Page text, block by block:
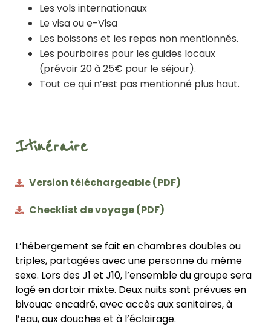
Les vols internationaux
Le visa ou e-Visa
Les boissons et les repas non mentionnés.
Les pourboires pour les guides locaux
(prévoir 20 à 25€ pour le séjour).
Tout ce qui n’est pas mentionné plus haut.
Itinéraire
Version téléchargeable (PDF)
Checklist de voyage (PDF)
L’hébergement se fait en chambres doubles ou
triples, partagées avec une personne du même
sexe. Lors des J1 et J10, l’ensemble du groupe sera
logé en dortoir mixte. Deux nuits sont prévues en
bivouac encadré, avec accès aux sanitaires, à
l’eau, aux douches et à l’éclairage.